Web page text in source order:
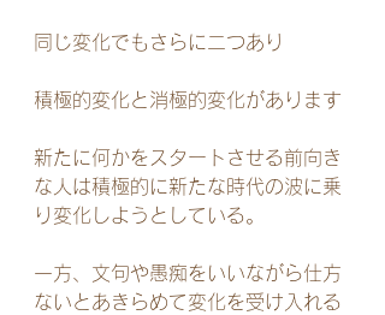
同じ変化でもさらに二つあり
積極的変化と消極的変化があります
新たに何かをスタートさせる前向き
な人は積極的に新たな時代の波に乗
り変化しようとしている。
一方、文句や愚痴をいいながら仕方
ないとあきらめて変化を受け入れる